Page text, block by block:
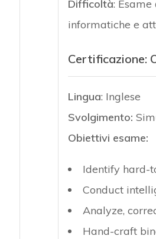
Difficoltà:
informatiche e
Certificazione:
Lingua: Inglese
Svolgimento:
Obiettivi esame:
Identify hard-
Conduct
Analyze,
Hand-craft